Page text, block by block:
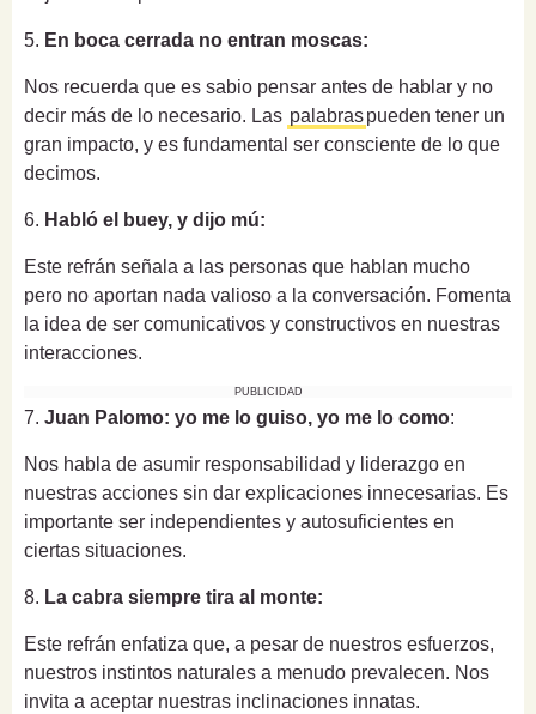
5. En boca cerrada no entran moscas:
Nos recuerda que es sabio pensar antes de hablar y no
decir más de lo necesario. Las palabraspueden tener un
gran impacto, y es fundamental ser consciente de lo que
decimos.
6. Habló el buey, y dijo mú:
Este refrán señala a las personas que hablan mucho
pero no aportan nada valioso a la conversación. Fomenta
la idea de ser comunicativos y constructivos en nuestras
interacciones.
PUBLICIDAD
7. Juan Palomo: yo me lo guiso, yo me lo como:
Nos habla de asumir responsabilidad y liderazgo en
nuestras acciones sin dar explicaciones innecesarias. Es
importante ser independientes y autosuficientes en
ciertas situaciones.
8. La cabra siempre tira al monte:
Este refrán enfatiza que, a pesar de nuestros esfuerzos,
nuestros instintos naturales a menudo prevalecen. Nos
invita a aceptar nuestras inclinaciones innatas.